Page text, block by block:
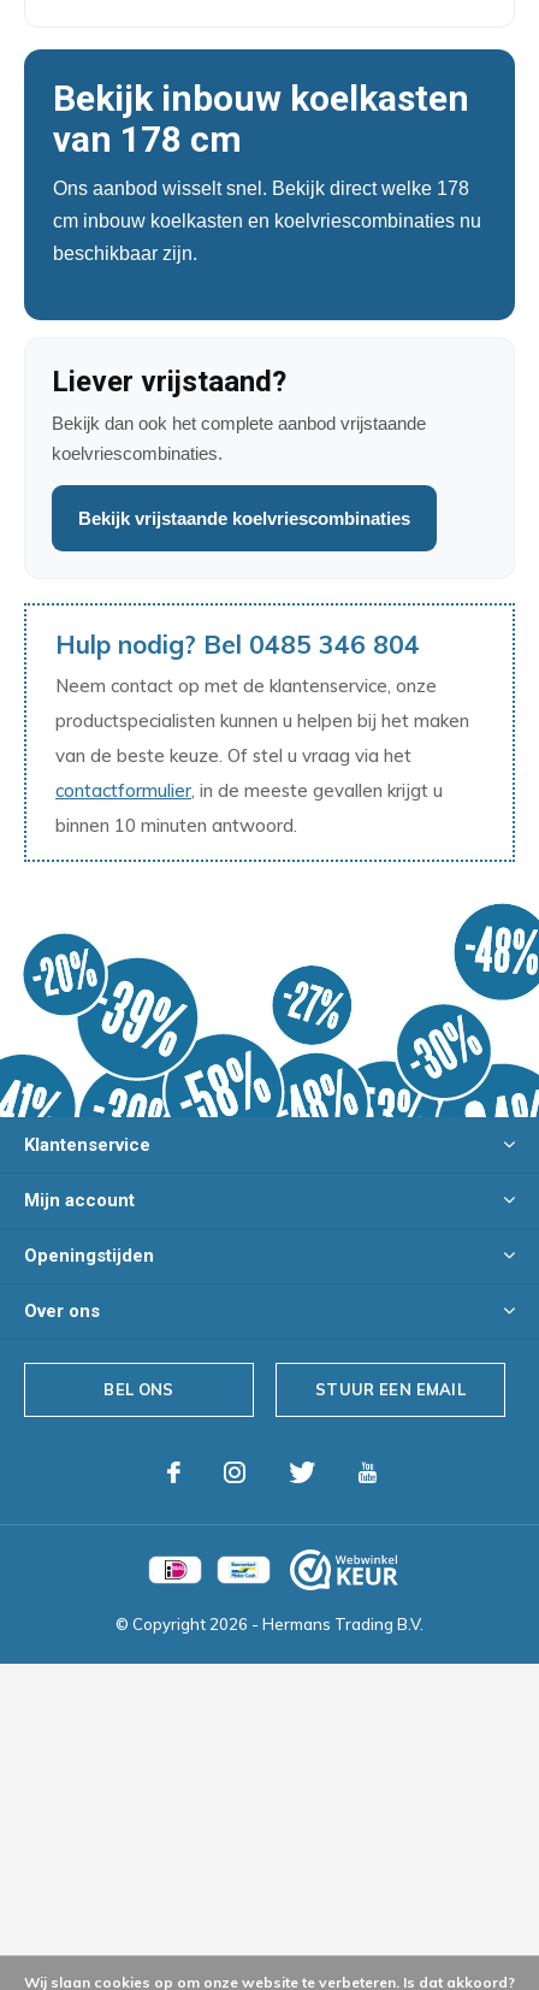
Bekijk inbouw koelkasten
van 178 cm
Ons aanbod wisselt snel. Bekijk direct welke 178
cm inbouw koelkasten en koelvriescombinaties nu
beschikbaar zijn.
Liever vrijstaand?
Bekijk dan ook het complete aanbod vrijstaande
koelvriescombinaties.
Bekijk vrijstaande koelvriescombinaties
Hulp nodig? Bel 0485 346 804
Neem contact op met de klantenservice, onze
productspecialisten kunnen u helpen bij het maken
van de beste keuze. Of stel u vraag via het
contactformulier, in de meeste gevallen krijgt u
binnen 10 minuten antwoord.
Klantenservice
Mijn account
Openingstijden
Over ons
BEL ONS STUUR EEN EMAIL
© Copyright 2026 - Hermans Trading B.V.
Wij slaan cookies op om onze website te verbeteren. Is dat akkoord?